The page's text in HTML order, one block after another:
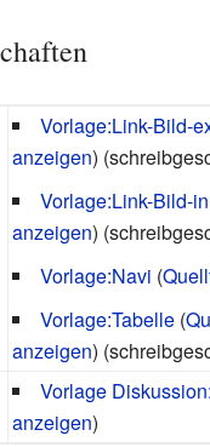
Vorlage:Link-Bild-
anzeigen)
Vorlage:Link-Bild-in
anzeigen)
Vorlage:Navi (
Vorlage:Tabelle (
anzeigen)
Vorlage
anzeigen)